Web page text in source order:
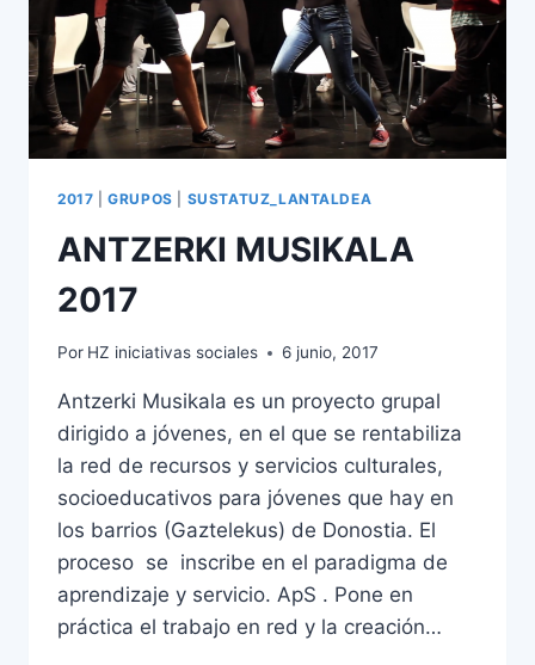
2017 |GRUPOS SUSTATUZ_LANTALDEA
ANTZERKI MUSIKALA
2017
Por HZ iniciativas sociales 6 junio, 2017
Antzerki Musikala es un proyecto grupal
dirigido a jóvenes, en el que se rentabiliza
la red de recursos y servicios culturales,
socioeducativos para jóvenes que hay en
los barrios (Gaztelekus) de Donostia. El
proceso se inscribe en el paradigma de
aprendizaje y servicio. ApS . Pone en
práctica el trabajo en red y la creación…